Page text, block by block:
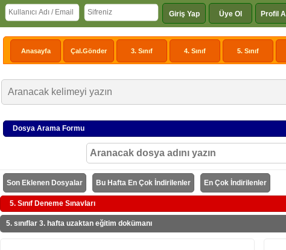
Giriş Yap Üye Ol Profil
Anasayfa Çal.Gönder 3. Sınıf 4. Sınıf 5. Sınıf
Dosya Arama Formu
Son Eklenen Dosyalar Bu Hafta En Çok İndirilenler En Çok İndirilenler
5. Sınıf Deneme Sınavları
5. sınıflar 3. hafta uzaktan eğitim dokümanı